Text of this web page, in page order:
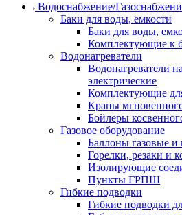
Водоснабжение/
Баки для воды, емкости
Баки для воды,
Комплектующие к
Водонагреватели
Водонагреватели
электрические
Комплектующие
Краны
Бойлеры
Газовое оборудование
Баллоны газовые
Горелки, резаки и
Изолирующие
Пункты ГРПШ
Гибкие подводки
Гибкие подводки